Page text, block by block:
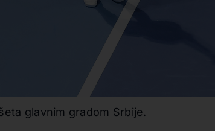
glavnim gradom Srbije.